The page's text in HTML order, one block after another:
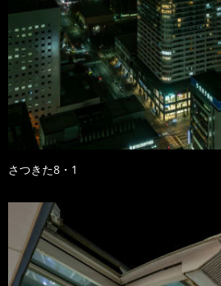
さつきた8・1